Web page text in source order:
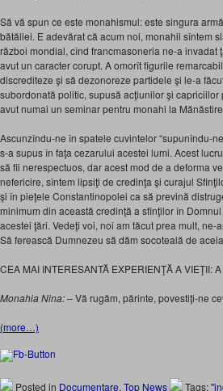
Să vă spun ce este monahismul: este singura
bătăliei. E adevărat că acum noi, monahii sîntem
război mondial, cînd francmasoneria ne-a
avut un caracter corupt. A omorît figurile
discrediteze şi să dezonoreze partidele şi le-a
subordonată politic, supusă acţiunilor şi
avut numai un seminar pentru monahi la
Ascunzîndu-ne în spatele cuvintelor “supunîndu-
s-a supus în faţa cezarului acestei lumi. Acest
să fii nerespectuos, dar acest mod de a deforma
nefericire, sîntem lipsiţi de credinţa şi curajul
şi în pieţele Constantinopolei ca să prevină
minimum din această credinţă a sfinţilor în
acestei ţări. Vedeţi voi, noi am tăcut prea mult,
Să ferească Dumnezeu să dăm socoteală de
CEA MAI INTERESANTĂ EXPERIENŢĂ A VIEŢII:
Monahia Nina:– Vă rugăm, părinte, povestiţi-ne
(more…)
Posted in Documentare, Top News Tags: